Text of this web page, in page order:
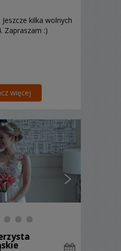
kilka wolnych
Zapraszam :)
więcej